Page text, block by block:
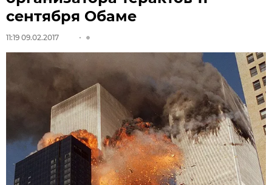
сентября Обаме
11:19 09.02.2017